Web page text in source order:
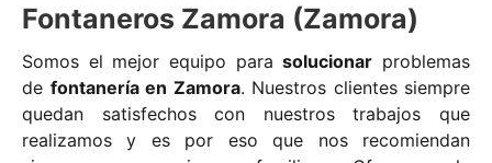
Fontaneros Zamora (Zamora)
Somos el mejor equipo parasolucionar problemas
de fontanería en Zamora. Nuestros clientes siempre
quedan satisfechos con nuestros trabajos que
realizamos y es por eso que nos recomiendan